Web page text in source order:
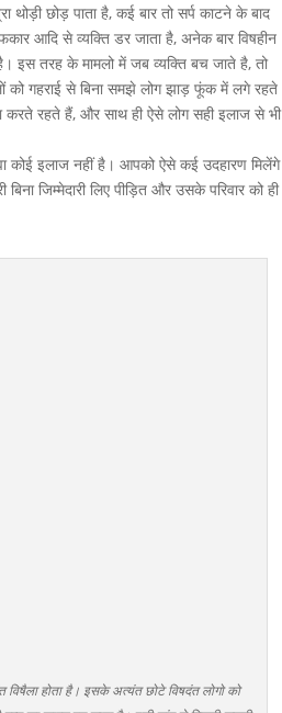
छोड़ पाता है, कई बार तो सर्प काटने के बाद
आदि से व्यक्ति डर जाता है, अनेक बार विषहीन
है। इस तरह के मामलो में जब व्यक्ति बच जाते है, तो
गहराई से बिना समझे लोग झाड़ फूंक में लगे रहते
रहते हैं, और साथ ही ऐसे लोग सही इलाज से भी
कोई इलाज नहीं है। आपको ऐसे कई उदहारण मिलेंगे
जिम्मेदारी लिए पीड़ित और उसके परिवार को ही
होता है। इसके अत्यंत छोटे विषदंत लोगो को